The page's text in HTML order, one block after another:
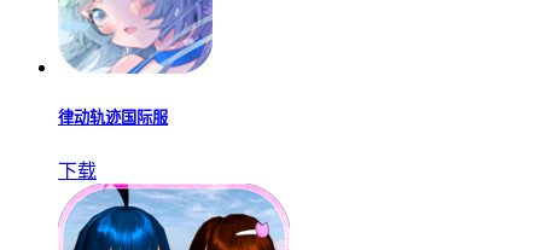
律动轨迹国际服
下载